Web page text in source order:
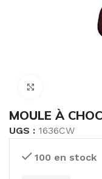
MOULE À
UGS : 1636CW
100 en stock